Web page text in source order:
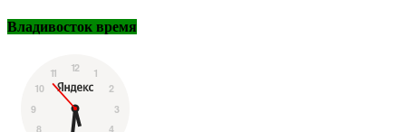
Владивосток время